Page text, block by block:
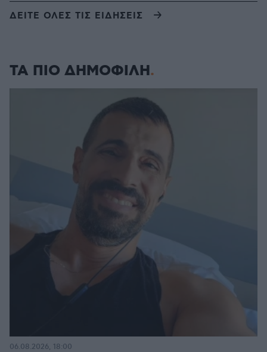
ΔΕΙΤΕ ΟΛΕΣ ΤΙΣ ΕΙΔΗΣΕΙΣ
ΤΑ ΠΙΟ ΔΗΜΟΦΙΛΗ
06.08.2026, 18:00